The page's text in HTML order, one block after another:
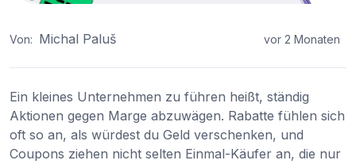
Von: Michal Paluš vor 2 Monaten
Ein kleines Unternehmen zu führen heißt, ständig
Aktionen gegen Marge abzuwägen. Rabatte fühlen sich
oft so an, als würdest du Geld verschenken, und
Coupons ziehen nicht selten Einmal-Käufer an, die nur